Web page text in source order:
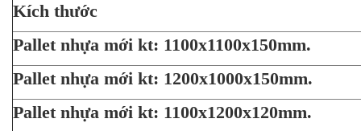
Kích thước
Pallet nhựa mới kt: 1100x1100x150mm.
Pallet nhựa mới kt: 1200x1000x150mm.
Pallet nhựa mới kt: 1100x1200x120mm.